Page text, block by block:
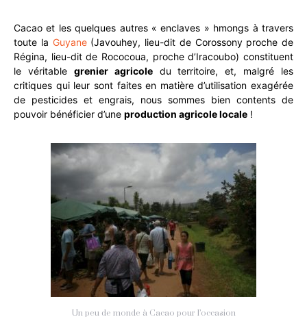
Cacao et les quelques autres « enclaves » hmongs à travers
toute la Guyane(Javouhey, lieu-dit de Corossony proche de
Régina, lieu-dit de Rococoua, proche d’Iracoubo) constituent
le véritable grenier agricoledu territoire, et, malgré les
critiques qui leur sont faites en matière d’utilisation exagérée
de pesticides et engrais, nous sommes bien contents de
pouvoir bénéficier d’une production agricole locale !
Un peu de monde à Cacao pour l’occasion